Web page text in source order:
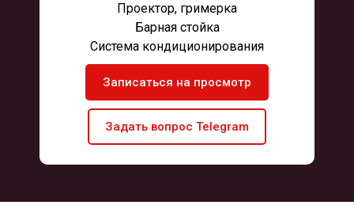
Проектор, гримерка
Барная стойка
Система кондиционирования
Записаться на просмотр
Задать вопрос Telegram